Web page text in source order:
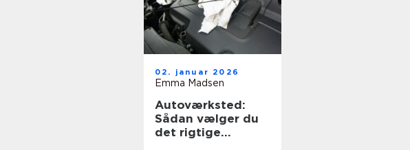
02. januar 2026
Emma Madsen
Autoværksted:
Sådan vælger du
det rigtige